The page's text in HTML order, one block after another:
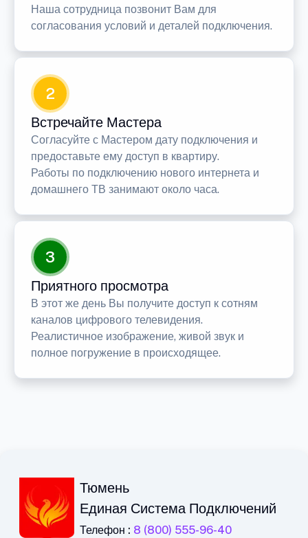
Наша сотрудница позвонит Вам для
согласования условий и деталей подключения.
2
Встречайте Мастера
Согласуйте с Мастером дату подключения и
предоставьте ему доступ в квартиру.
Работы по подключению нового интернета и
домашнего ТВ занимают около часа.
3
Приятного просмотра
В этот же день Вы получите доступ к сотням
каналов цифрового телевидения.
Реалистичное изображение, живой звук и
полное погружение в происходящее.
Тюмень
Единая Система Подключений
Телефон : 8 (800) 555-96-40